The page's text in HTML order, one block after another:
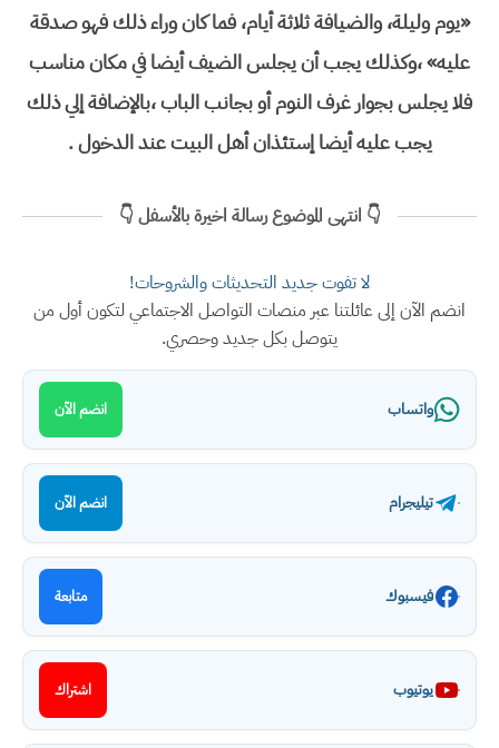
«يوم وليلة، والضيافة ثلاثة أيام، فما كان وراء ذلك فهو صدقة
عليه» ،وكذلك يجب أن يجلس الضيف أيضا في مكان مناسب
فلا يجلس بجوار غرف النوم أو بجانب الباب ،بالإضافة إلي ذلك
يجب عليه أيضا إستئذان أهل البيت عند الدخول .
👇 انتهى الموضوع رسالة اخيرة بالأسفل 👇
لا تفوت جديد التحديثات والشروحات!
انضم الآن إلى عائلتنا عبر منصات التواصل الاجتماعي لتكون أول من
يتوصل بكل جديد وحصري.
واتساب انضم الآن
تيليجرام انضم الآن
فيسبوك متابعة
يوتيوب اشتراك